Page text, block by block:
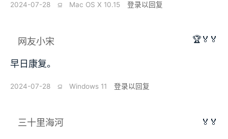
2024-07-28 ⫑ Mac OS X 10.15 登录以回复
网友小宋 🏆🏅🏅
早日康复。
2024-07-28 ⫑ Windows 11 登录以回复
三十里海河 🏅🏅